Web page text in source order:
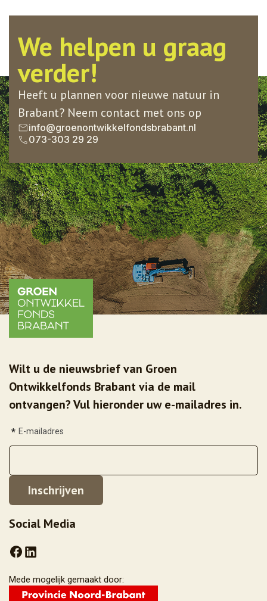
We helpen u graag
verder!
Heeft u plannen voor nieuwe natuur in
Brabant? Neem contact met ons op
info@groenontwikkelfondsbrabant.nl
073-303 29 29
Wilt u de nieuwsbrief van Groen
Ontwikkelfonds Brabant via de mail
ontvangen? Vul hieronder uw e-mailadres in.
E-mailadres
*
Social Media
Mede mogelijk gemaakt door: